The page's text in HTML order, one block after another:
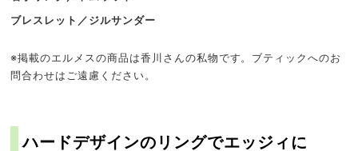
ブレスレット／ジルサンダー
※掲載のエルメスの商品は香川さんの私物です。ブティックへのお
問合わせはご遠慮ください。
ハードデザインのリングでエッジィに